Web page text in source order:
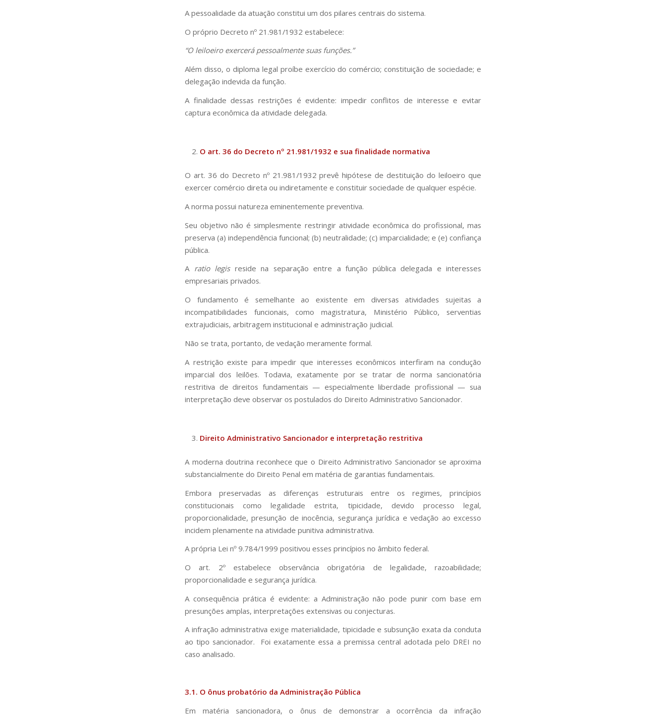
A pessoalidade da atuação constitui um dos pilares centrais do sistema.
O próprio Decreto nº 21.981/1932 estabelece:
“O leiloeiro exercerá pessoalmente suas funções.”
Além disso, o diploma legal proíbe exercício do comércio; constituição de sociedade; e
delegação indevida da função.
A finalidade dessas restrições é evidente: impedir conflitos de interesse e evitar
captura econômica da atividade delegada.
O art. 36 do Decreto nº 21.981/1932 e sua finalidade normativa
O art. 36 do Decreto nº 21.981/1932 prevê hipótese de destituição do leiloeiro que
exercer comércio direta ou indiretamente e constituir sociedade de qualquer espécie.
A norma possui natureza eminentemente preventiva.
Seu objetivo não é simplesmente restringir atividade econômica do profissional, mas
preserva (a) independência funcional; (b) neutralidade; (c) imparcialidade; e (e) confiança
pública.
A ratio legisreside na separação entre a função pública delegada e interesses
empresariais privados.
O fundamento é semelhante ao existente em diversas atividades sujeitas a
incompatibilidades funcionais, como magistratura, Ministério Público, serventias
extrajudiciais, arbitragem institucional e administração judicial.
Não se trata, portanto, de vedação meramente formal.
A restrição existe para impedir que interesses econômicos interfiram na condução
imparcial dos leilões. Todavia, exatamente por se tratar de norma sancionatória
restritiva de direitos fundamentais — especialmente liberdade profissional — sua
interpretação deve observar os postulados do Direito Administrativo Sancionador.
Direito Administrativo Sancionador e interpretação restritiva
A moderna doutrina reconhece que o Direito Administrativo Sancionador se aproxima
substancialmente do Direito Penal em matéria de garantias fundamentais.
Embora preservadas as diferenças estruturais entre os regimes, princípios
constitucionais como legalidade estrita, tipicidade, devido processo legal,
proporcionalidade, presunção de inocência, segurança jurídica e vedação ao excesso
incidem plenamente na atividade punitiva administrativa.
A própria Lei nº 9.784/1999 positivou esses princípios no âmbito federal.
O art. 2º estabelece observância obrigatória de legalidade, razoabilidade;
proporcionalidade e segurança jurídica.
A consequência prática é evidente: a Administração não pode punir com base em
presunções amplas, interpretações extensivas ou conjecturas.
A infração administrativa exige materialidade, tipicidade e subsunção exata da conduta
ao tipo sancionador. Foi exatamente essa a premissa central adotada pelo DREI no
caso analisado.
3.1. O ônus probatório da Administração Pública
Em matéria sancionadora, o ônus de demonstrar a ocorrência da infração